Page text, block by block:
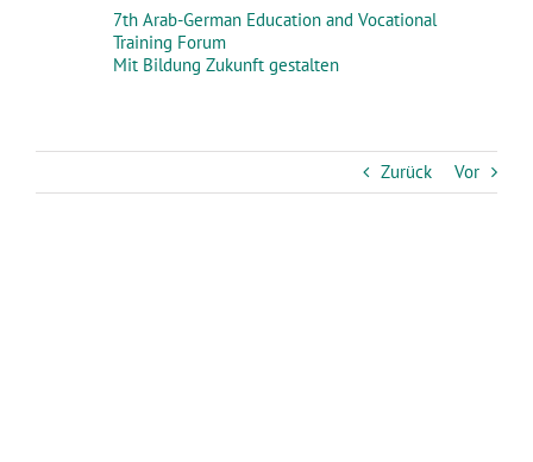
Zurück Vor
7th Arab-German Education and Vocational
Training Forum
Mit Bildung Zukunft gestalten